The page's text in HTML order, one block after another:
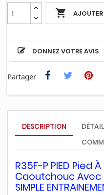

DONNEZ VOTRE AVIS
Partager
DESCRIPTION
R35F-P PIED Pied
Caoutchouc Avec
SIMPLE